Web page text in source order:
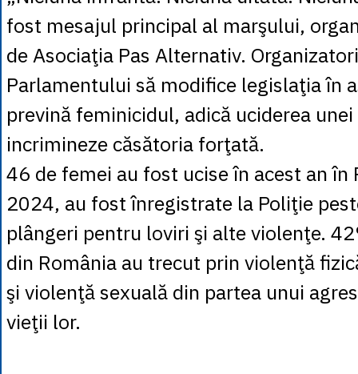
fost mesajul principal al marşului,
de Asociaţia Pas Alternativ.
Parlamentului să modifice legislaţia în
prevină feminicidul, adică uciderea
incrimineze căsătoria forţată.
46 de femei au fost ucise în acest an în
2024, au fost înregistrate la Poliţie
plângeri pentru loviri şi alte violenţe.
din România au trecut prin violenţă
şi violenţă sexuală din partea unui
vieţii lor.